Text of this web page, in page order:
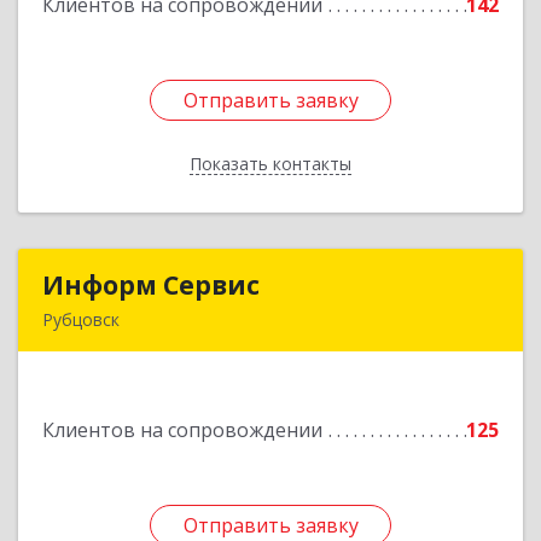
Отправить заявку
Показать контакты
Подробнее
Отправить заявку
Назад
Информ Сервис
Рубцовск
Клиентов на сопровождении 125
Отправить заявку
Подробнее
Отправить заявку